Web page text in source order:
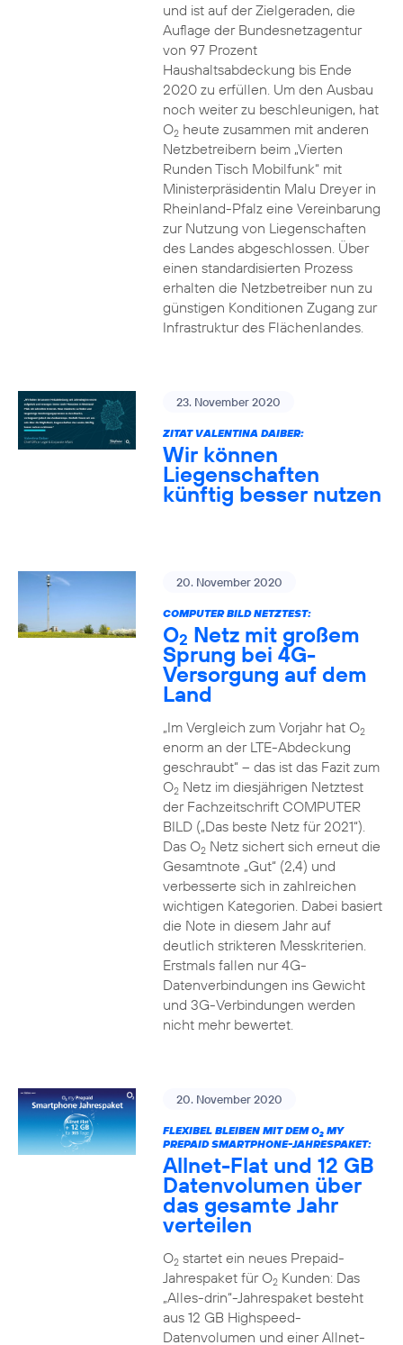
und ist auf der Zielgeraden, die
Auflage der Bundesnetzagentur
von 97 Prozent
Haushaltsabdeckung bis Ende
2020 zu erfüllen. Um den Ausbau
noch weiter zu beschleunigen, hat
O2heute zusammen mit anderen
Netzbetreibern beim „Vierten
Runden Tisch Mobilfunk“ mit
Ministerpräsidentin Malu Dreyer in
Rheinland-Pfalz eine Vereinbarung
zur Nutzung von Liegenschaften
des Landes abgeschlossen. Über
einen standardisierten Prozess
erhalten die Netzbetreiber nun zu
günstigen Konditionen Zugang zur
Infrastruktur des Flächenlandes.
23. November 2020
ZITAT VALENTINA DAIBER:
Wir können
Liegenschaften
künftig besser nutzen
20. November 2020
COMPUTER BILD NETZTEST:
O2 Netz mit großem
Sprung bei 4G-
Versorgung auf dem
Land
„Im Vergleich zum Vorjahr hat O2
enorm an der LTE-Abdeckung
geschraubt“ – das ist das Fazit zum
O2Netz im diesjährigen Netztest
der Fachzeitschrift COMPUTER
BILD („Das beste Netz für 2021“).
Das O2Netz sichert sich erneut die
Gesamtnote „Gut“ (2,4) und
verbesserte sich in zahlreichen
wichtigen Kategorien. Dabei basiert
die Note in diesem Jahr auf
deutlich strikteren Messkriterien.
Erstmals fallen nur 4G-
Datenverbindungen ins Gewicht
und 3G-Verbindungen werden
nicht mehr bewertet.
20. November 2020
FLEXIBEL BLEIBEN MIT DEM O2MY
PREPAID SMARTPHONE-JAHRESPAKET:
Allnet-Flat und 12 GB
Datenvolumen über
das gesamte Jahr
verteilen
O2startet ein neues Prepaid-
Jahrespaket für O2Kunden: Das
„Alles-drin“-Jahrespaket besteht
aus 12 GB Highspeed-
Datenvolumen und einer Allnet-